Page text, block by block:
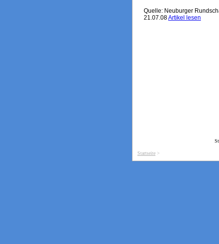
Quelle: Neuburger
21.07.08Artikel lesen
Startseite >